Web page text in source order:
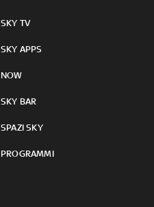
SKY TV
SKY APPS
NOW
SKY BAR
SPAZI SKY
PROGRAMMI